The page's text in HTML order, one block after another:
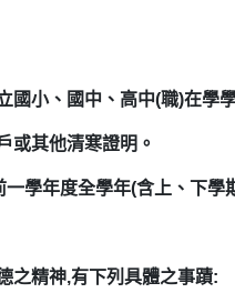
國小、國中、高中(職)在學
或其他清寒證明。
學年度全學年(含上、下
之精神,有下列具體之事蹟: